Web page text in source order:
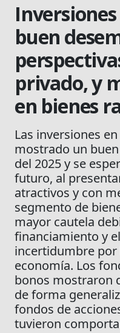
buen
privado, y
en bienes
Las inversiones
mostrado un
del 2025 y se
futuro, al
atractivos y con
segmento de
mayor cautela
financiamiento y
incertidumbre por
economía. Los
bonos mostraron
de forma
fondos de
tuvieron